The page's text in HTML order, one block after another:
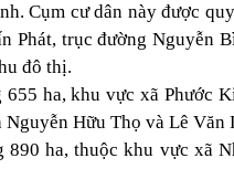
Cụm cư dân này được
Phát, trục đường Nguyễn
đô thị.
ha, khu vực xã Phước
Hữu Thọ và Lê Văn
890 ha, thuộc khu vực xã